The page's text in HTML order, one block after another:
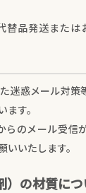
品発送または
迷惑メール対策
す。
らのメール受信
いたします。
）の材質につ